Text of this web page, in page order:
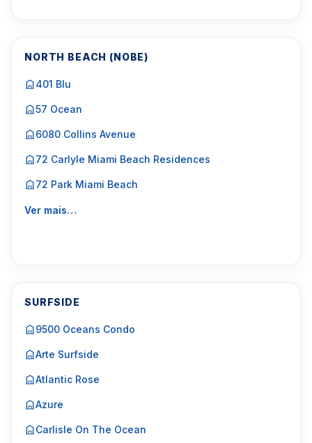
NORTH BEACH (NOBE)
401 Blu
57 Ocean
6080 Collins Avenue
72 Carlyle Miami Beach Residences
72 Park Miami Beach
Ver mais…
SURFSIDE
9500 Oceans Condo
Arte Surfside
Atlantic Rose
Azure
Carlisle On The Ocean